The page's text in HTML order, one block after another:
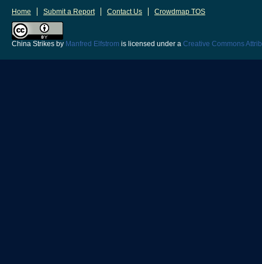
Home Submit a Report Contact Us Crowdmap TOS
China Strikes by Manfred Elfstrom is licensed under a Creative Commons